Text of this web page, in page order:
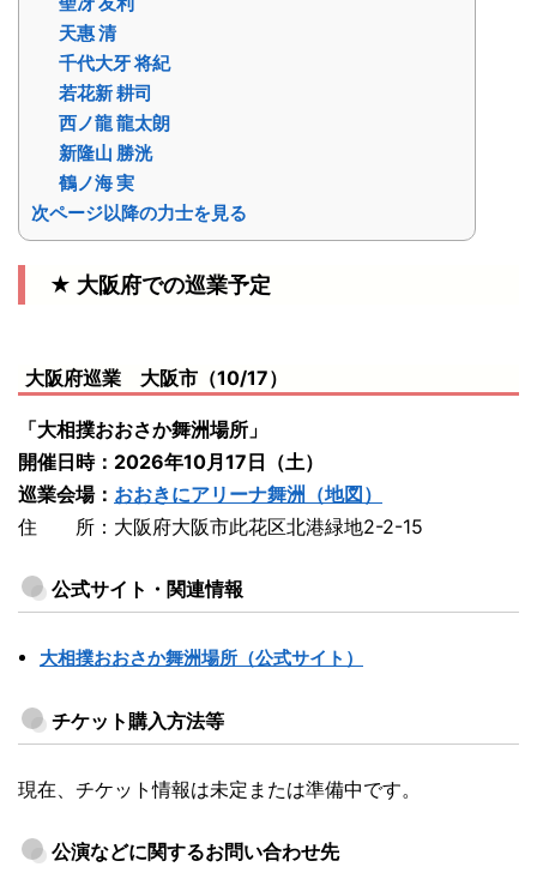
天惠 清
千代大牙 将紀
若花新 耕司
西ノ龍 龍太朗
新隆山 勝洸
鶴ノ海 実
次ページ以降の力士を見る
★ 大阪府での巡業予定
大阪府巡業 大阪市（10/17）
「大相撲おおさか舞洲場所」
開催日時：2026年10月17日（土）
巡業会場： おおきにアリーナ舞洲（地図）
住 所：大阪府大阪市此花区北港緑地2-2-15
公式サイト・関連情報
大相撲おおさか舞洲場所（公式サイト）
チケット購入方法等
現在、チケット情報は未定または準備中です。
公演などに関するお問い合わせ先